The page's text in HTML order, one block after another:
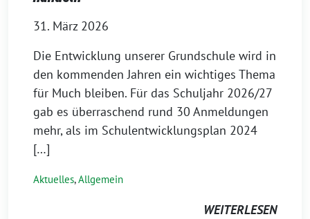
31. März 2026
Die Entwicklung unserer Grundschule wird in
den kommenden Jahren ein wichtiges Thema
für Much bleiben. Für das Schuljahr 2026/27
gab es überraschend rund 30 Anmeldungen
mehr, als im Schulentwicklungsplan 2024
[…]
Aktuelles,Allgemein
WEITERLESEN